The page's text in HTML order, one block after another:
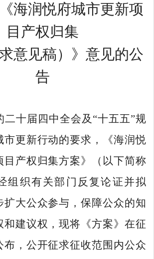
海润悦府城市更新项
目产权归集
意见稿）》意见的公
告
二十届四中全会及 “十五五”规
市更新行动的要求，《海润悦
目产权归集方案》（以下简称
组织有关部门反复论证并拟
扩大公众参与，保障公众的知
和建议权，现将《方案》在征
布，公开征求征收范围内公众